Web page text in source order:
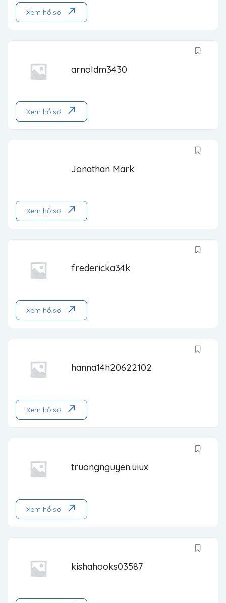
Xem hồ sơ
arnoldm3430
Xem hồ sơ
Jonathan Mark
Xem hồ sơ
fredericka34k
Xem hồ sơ
hanna14h20622102
Xem hồ sơ
truongnguyen.uiux
Xem hồ sơ
kishahooks03587